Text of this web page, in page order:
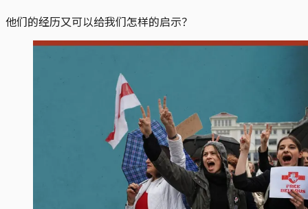
他们的经历又可以给我们怎样的启示？